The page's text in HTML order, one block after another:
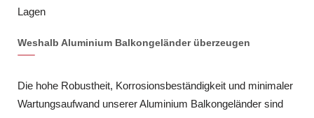
Lagen
Weshalb Aluminium Balkongeländer überzeugen
Die hohe Robustheit, Korrosionsbeständigkeit und minimaler
Wartungsaufwand unserer Aluminium Balkongeländer sind